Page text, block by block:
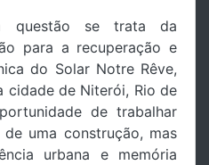
questão se trata da
para a recuperação e
do Solar Notre Rêve,
cidade de Niterói, Rio de
de trabalhar
uma construção, mas
urbana e memória